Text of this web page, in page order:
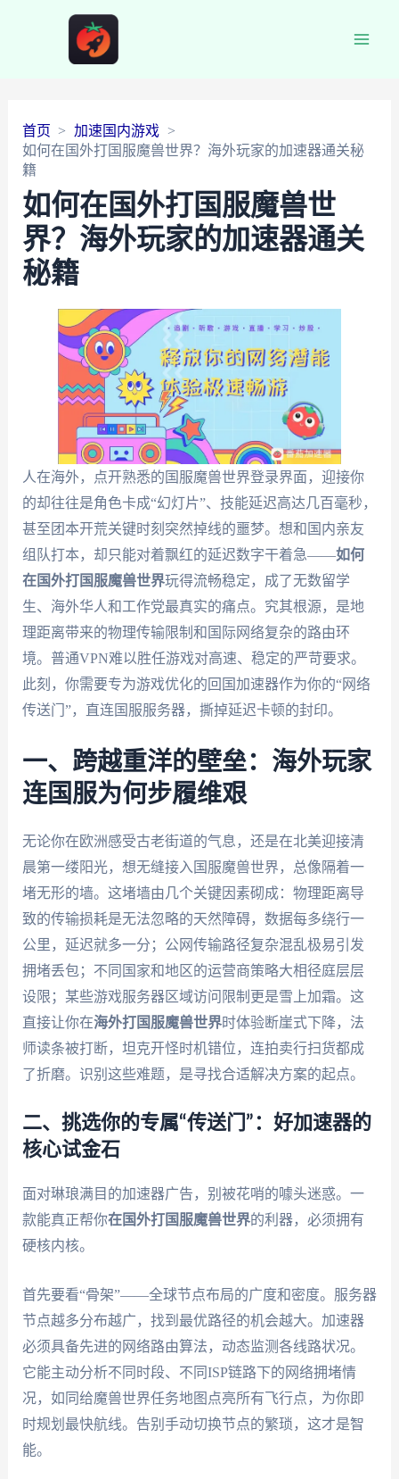
首页
加速国内游戏
如何在国外打国服魔兽世界？海外玩家的加速器通关秘
籍
如何在国外打国服魔兽世
界？海外玩家的加速器通关
秘籍
人在海外，点开熟悉的国服魔兽世界登录界面，迎接你
的却往往是角色卡成“幻灯片”、技能延迟高达几百毫秒，
甚至团本开荒关键时刻突然掉线的噩梦。想和国内亲友
组队打本，却只能对着飘红的延迟数字干着急——如何
在国外打国服魔兽世界玩得流畅稳定，成了无数留学
生、海外华人和工作党最真实的痛点。究其根源，是地
理距离带来的物理传输限制和国际网络复杂的路由环
境。普通VPN难以胜任游戏对高速、稳定的严苛要求。
此刻，你需要专为游戏优化的回国加速器作为你的“网络
传送门”，直连国服服务器，撕掉延迟卡顿的封印。
一、跨越重洋的壁垒：海外玩家
连国服为何步履维艰
无论你在欧洲感受古老街道的气息，还是在北美迎接清
晨第一缕阳光，想无缝接入国服魔兽世界，总像隔着一
堵无形的墙。这堵墙由几个关键因素砌成：物理距离导
致的传输损耗是无法忽略的天然障碍，数据每多绕行一
公里，延迟就多一分；公网传输路径复杂混乱极易引发
拥堵丢包；不同国家和地区的运营商策略大相径庭层层
设限；某些游戏服务器区域访问限制更是雪上加霜。这
直接让你在海外打国服魔兽世界时体验断崖式下降，法
师读条被打断，坦克开怪时机错位，连拍卖行扫货都成
了折磨。识别这些难题，是寻找合适解决方案的起点。
二、挑选你的专属“传送门”：好加速器的
核心试金石
面对琳琅满目的加速器广告，别被花哨的噱头迷惑。一
款能真正帮你在国外打国服魔兽世界的利器，必须拥有
硬核内核。
首先要看“骨架”——全球节点布局的广度和密度。服务器
节点越多分布越广，找到最优路径的机会越大。加速器
必须具备先进的网络路由算法，动态监测各线路状况。
它能主动分析不同时段、不同ISP链路下的网络拥堵情
况，如同给魔兽世界任务地图点亮所有飞行点，为你即
时规划最快航线。告别手动切换节点的繁琐，这才是智
能。